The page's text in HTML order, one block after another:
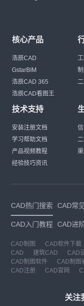
核心产品
浩辰CAD
GstarBIM
浩辰CAD 365
浩辰CAD看图王
技术支持
安装注册文档
学习帮助文档
产品视频教程
经验技巧资讯
CAD热门搜索 CAD常
CAD入门教程 CAD进
CAD制图 CAD软件下载
CAD
建筑CAD CAD
CAD制图软件
CAD制图
CAD注册
CAD官网
关注